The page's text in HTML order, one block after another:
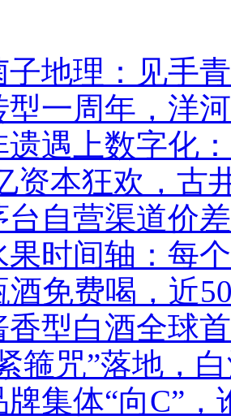
子地理：见手
型一周年，洋
遗遇上数字化
资本狂欢，古
台自营渠道价
果时间轴：每
酒免费喝，近
香型白酒全球
箍咒”落地，
集体“向C”，